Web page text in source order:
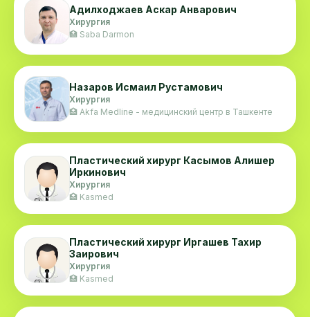
Адилходжаев Аскар Анварович
Хирургия
🏥 Saba Darmon
Назаров Исмаил Рустамович
Хирургия
🏥 Akfa Medline - медицинский центр в Ташкенте
Пластический хирург Касымов Алишер
Иркинович
Хирургия
🏥 Kasmed
Пластический хирург Иргашев Тахир
Заирович
Хирургия
🏥 Kasmed